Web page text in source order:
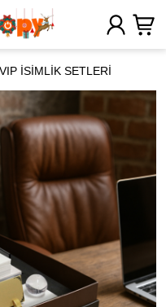
VIP İSİMLİK SETLERİ